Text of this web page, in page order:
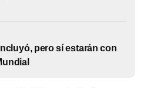
pero sí estarán con